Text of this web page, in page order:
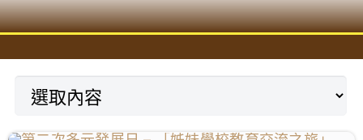
明才人學習藍圖
明才人成長階梯
教師專業社群